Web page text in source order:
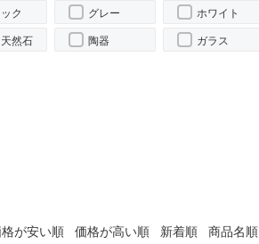
ク グレー ホワイト
然石 陶器 ガラス
が安い順 価格が高い順 新着順 商品名順